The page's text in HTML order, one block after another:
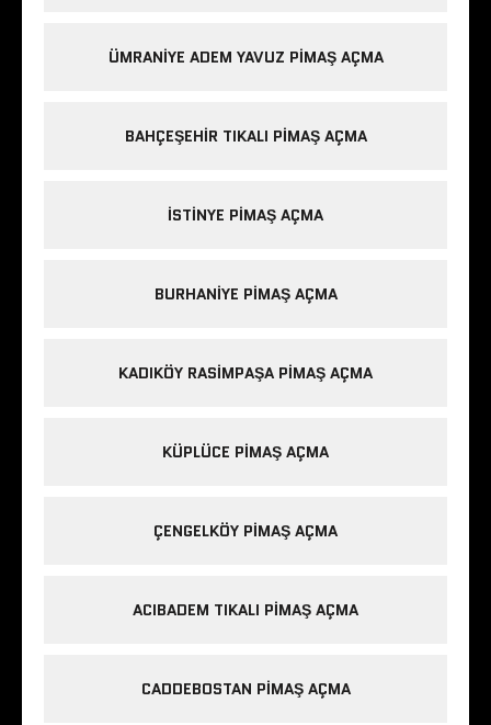
ÜMRANIYE ADEM YAVUZ PIMAŞ AÇMA
BAHÇEŞEHIR TIKALI PIMAŞ AÇMA
ISTINYE PIMAŞ AÇMA
BURHANIYE PIMAŞ AÇMA
KADIKÖY RASIMPAŞA PIMAŞ AÇMA
KÜPLÜCE PIMAŞ AÇMA
ÇENGELKÖY PIMAŞ AÇMA
ACIBADEM TIKALI PIMAŞ AÇMA
CADDEBOSTAN PIMAŞ AÇMA